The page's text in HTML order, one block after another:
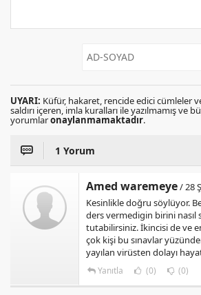
UYARI: Küfür, hakaret, rencide edici cümleler
saldırı içeren, imla kuralları ile yazılmamış ve
yorumlaronaylanmamaktadır.
1 Yorum
Amed waremeye/ 28
Kesinlikle doğru söylüyor.
ders vermedigin birini nasıl
tutabilirsiniz. İkincisi de ve
çok kişi bu sınavlar
yayılan virüsten dolayı
Yanıtla (0) (0)